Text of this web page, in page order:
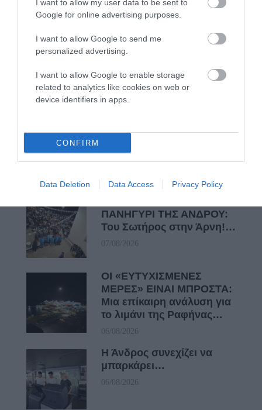
I want to allow my user data to be sent to
Google for online advertising purposes.
I want to allow Google to send me
personalized advertising.
I want to allow Google to enable storage
related to analytics like cookies on web or
device identifiers in apps.
CONFIRM
Data Deletion Data Access Privacy Policy
ΚΑΠΕΤΑΝ ΑΝΤΩΝΗ ΒΙΔΑΛΗ
αναχώρηση εκείνης της ώρας…
Πρόσφατα Άρθρα
Μπέκετ
ΠΑΝΗΓΥΡΙ ΤΗΣ ΑΝΔΡΟΥ:
Του Σωτήρος στην Άρνη!…
07/08/2026
ΟΙ «ΕΥΤΥΧΙΣΜΕΝΕΣ
ΜΕΡΕΣ» ΕΙΝΑΙ ΜΠΡΟΣΤΑ:
Μια επίκαιρη ανάλυση για
το λιμάνι της Ραφήνας…
06/08/2026
Η Άνδρος συνεχίζει να
μπαρκάρει…
06/08/2026